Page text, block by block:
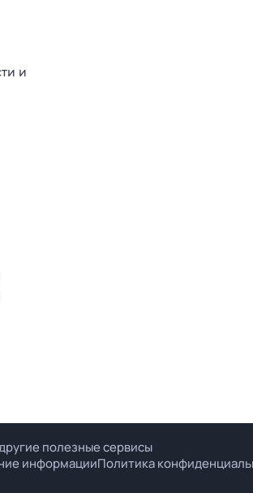
и
полезные сервисы
информацииПолитика